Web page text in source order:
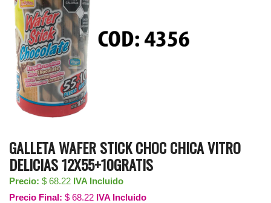
GALLETA WAFER STICK CHOC CHICA VITRO
DELICIAS 12X55+10GRATIS
Precio: $ 68.22 IVA Incluido
Precio Final: $ 68.22 IVA Incluido